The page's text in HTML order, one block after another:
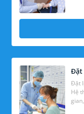
Đặt
Đặt
Hệ